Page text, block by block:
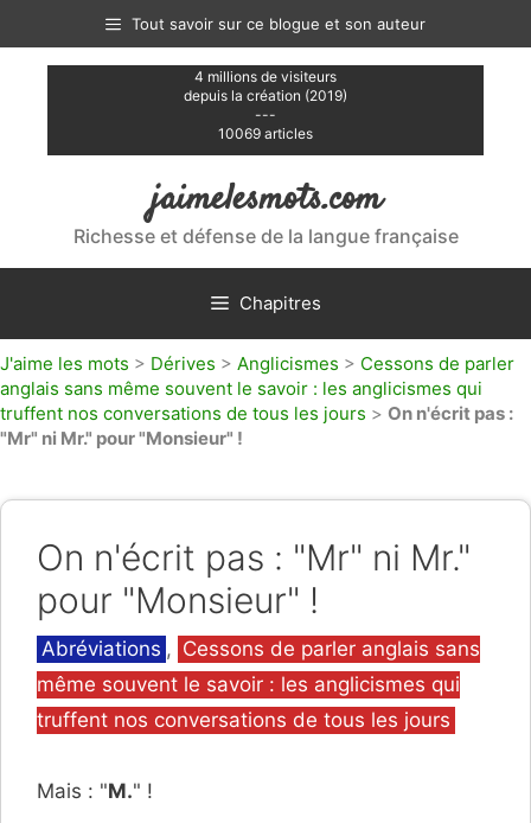
contenu
Tout savoir sur ce blogue et son auteur
4 millions de visiteurs
depuis la création (2019)
---
10069 articles
jaimelesmots.com
Richesse et défense de la langue française
Chapitres
J'aime les mots > Dérives > Anglicismes > Cessons de parler
anglais sans même souvent le savoir : les anglicismes qui
truffent nos conversations de tous les jours > On n'écrit pas :
"Mr" ni Mr." pour "Monsieur" !
On n'écrit pas : "Mr" ni Mr."
pour "Monsieur" !
Catégories
Abréviations , Cessons de parler anglais sans
même souvent le savoir : les anglicismes qui
truffent nos conversations de tous les jours
Mais : "M." !